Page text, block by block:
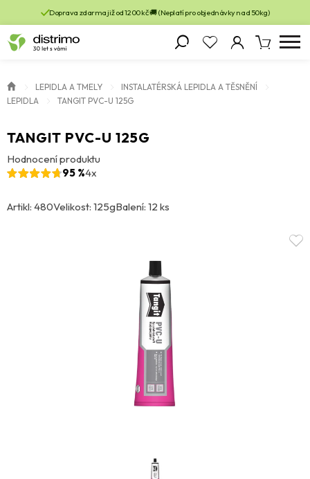
Doprava zdarma již od 1200 kč 🚚 (Neplatí pro objednávky nad 50kg)
LEPIDLA A TMELY
INSTALATÉRSKÁ LEPIDLA A TĚSNĚNÍ
LEPIDLA
TANGIT PVC-U 125G
TANGIT PVC-U 125G
Hodnocení produktu
95 %4x
Artikl: 480Velikost: 125gBalení: 12 ks